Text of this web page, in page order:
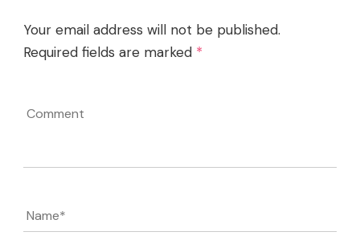
Your email address will not be published.
Required fields are marked *
Name*